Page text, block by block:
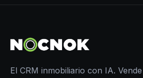
El CRM inmobiliario con IA.